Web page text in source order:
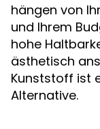
hängen von
und Ihrem
hohe
ästhetisch
Kunststoff ist
Alternative.